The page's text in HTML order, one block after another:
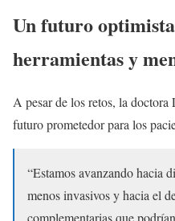
Un futuro
herramientas y
A pesar de los retos, la
futuro prometedor para los
“Estamos avanzando hacia
menos invasivos y hacia el